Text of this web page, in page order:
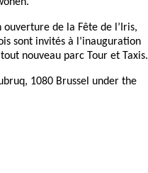
de la Fête de l’Iris,
sont invités à l’inauguration
nouveau parc Tour et Taxis.
1080 Brussel under the